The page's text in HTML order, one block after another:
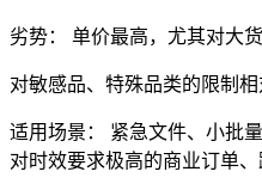
劣势： 单价最高，尤其对大
对敏感品、特殊品类的限制相
适用场景： 紧急文件、小批
对时效要求极高的商业订单、